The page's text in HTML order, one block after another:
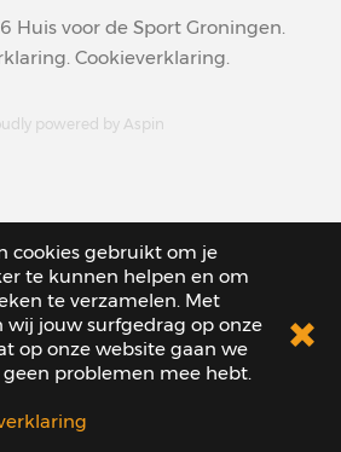
cookies gebruikt om je
te kunnen helpen en om
te verzamelen. Met
wij jouw surfgedrag op onze
op onze website gaan we
problemen mee hebt.
Huis voor de Sport Groningen.
. Cookieverklaring.
powered by Aspin